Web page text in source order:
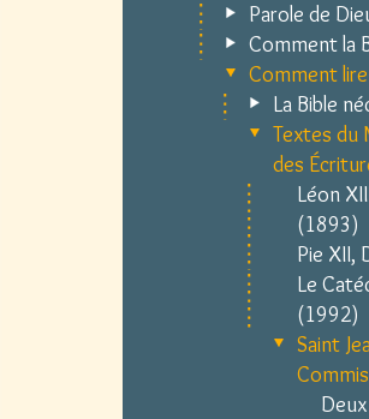
Parole de
Comment la
Comment lire
La Bible
Textes du
des
Léon
(1893)
Pie XII,
Le
(1992)
Saint